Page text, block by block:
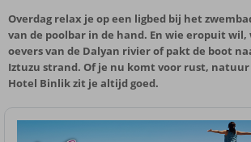
Overdag relax je op een ligbed bij het
van de poolbar in de hand. En wie eropuit wil,
oevers van de Dalyan rivier of pakt de boot
Iztuzu strand. Of je nu komt voor rust,
Hotel Binlik zit je altijd goed.